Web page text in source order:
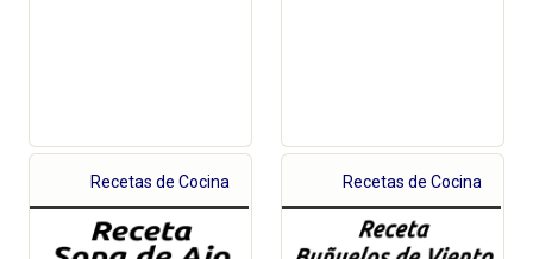
Recetas de Cocina Recetas de Cocina